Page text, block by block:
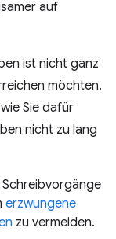
auf
ist nicht ganz
möchten.
Sie dafür
nicht zu lang
erzwungene
zu vermeiden.